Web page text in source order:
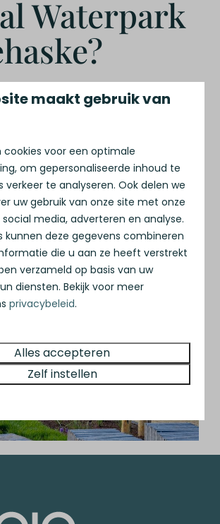
Waterpark
het Friese water. Vul het
ontvang de brochure in uw inbox.
de ligging en de omgeving
informatie over de
maakt gebruik van
cookies voor een optimale
om gepersonaliseerde inhoud te
verkeer te analyseren. Ook delen we
uw gebruik van onze site met onze
media, adverteren en analyse.
kunnen deze gegevens combineren
die u aan ze heeft verstrekt
verzameld op basis van uw
diensten. Bekijk voor meer
privacybeleid.
Alles accepteren
Zelf instellen